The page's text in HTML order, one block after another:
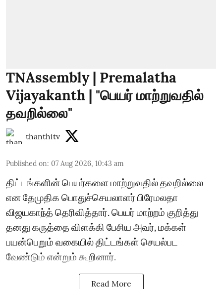
TNAssembly | Premalatha
Vijayakanth | "பெயர் மாற்றுவதில்
தவறில்லை"
thanthitv
Published on: 07 Aug 2026, 10:43 am
திட்டங்களின் பெயர்களை மாற்றுவதில் தவறில்லை
என தேமுதிக பொதுச்செயலாளர் பிரேமலதா
விஜயகாந்த் தெரிவித்தார். பெயர் மாற்றம் குறித்து
தனது கருத்தை விளக்கி பேசிய அவர், மக்கள்
பயன்பெறும் வகையில் திட்டங்கள் செயல்பட
வேண்டும் என்றும் கூறினார்.
Read More